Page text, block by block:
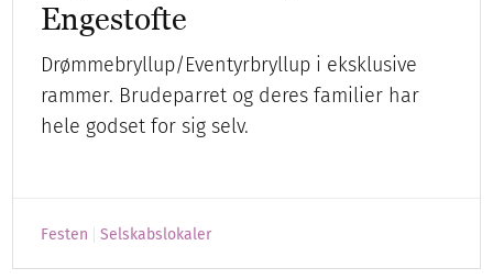
Engestofte
Drømmebryllup/Eventyrbryllup i eksklusive
rammer. Brudeparret og deres familier har
hele godset for sig selv.
Festen Selskabslokaler